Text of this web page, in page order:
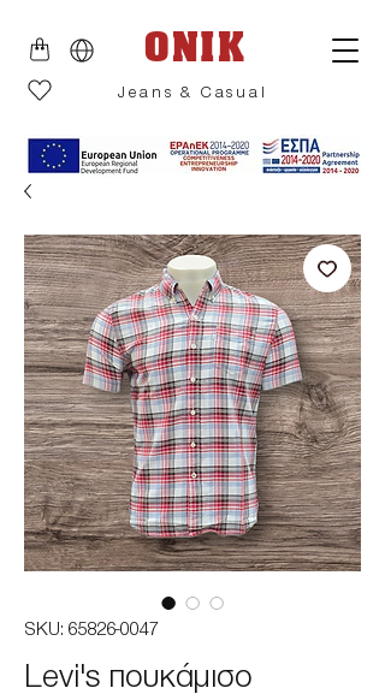
ONIK
Jeans & Casual
SKU: 65826-0047
Levi's πουκάμισο